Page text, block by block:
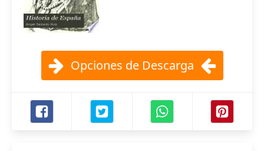
Opciones de Descarga